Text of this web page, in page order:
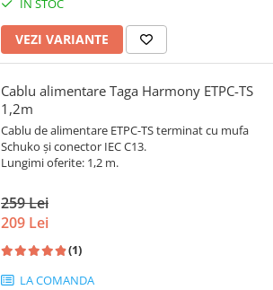
IN STOC
VEZI VARIANTE
Cablu alimentare Taga Harmony ETPC-TS
1,2m
Cablu de alimentare ETPC-TS terminat cu mufa
Schuko și conector IEC C13.
Lungimi oferite: 1,2 m.
259 Lei
209 Lei
(1)
LA COMANDA